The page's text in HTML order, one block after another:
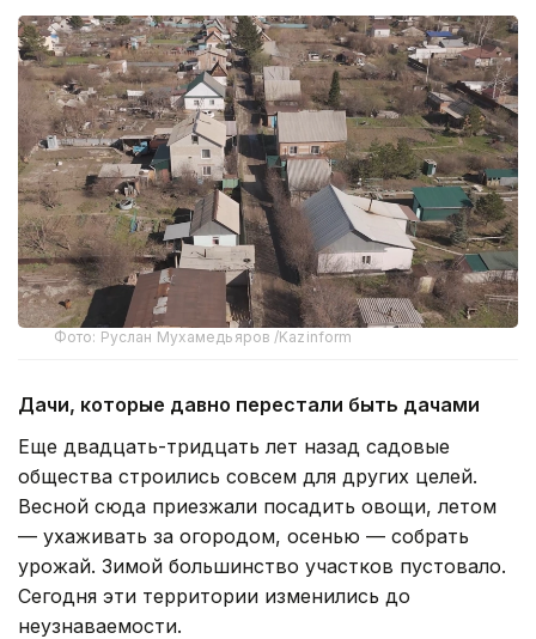
Фото: Руслан Мухамедьяров /Kazinform
Дачи, которые давно перестали быть дачами
Еще двадцать-тридцать лет назад садовые
общества строились совсем для других целей.
Весной сюда приезжали посадить овощи, летом
— ухаживать за огородом, осенью — собрать
урожай. Зимой большинство участков пустовало.
Сегодня эти территории изменились до
неузнаваемости.